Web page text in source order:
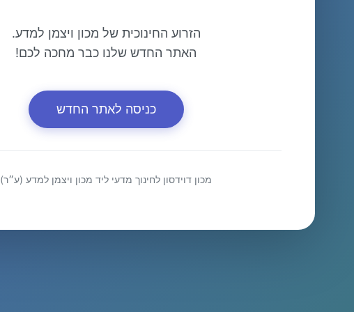
הזרוע החינוכית של מכון ויצמן למדע.
האתר החדש שלנו כבר מחכה לכם!
כניסה לאתר החדש
מכון דוידסון לחינוך מדעי ליד מכון ויצמן למדע (ע״ר)